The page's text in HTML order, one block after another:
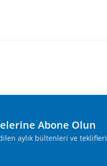
Abone Olun
aylık bültenleri ve teklifleri